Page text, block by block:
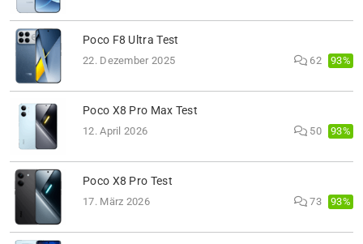
Poco F8 Ultra Test
22. Dezember 2025 62 93%
Poco X8 Pro Max Test
12. April 2026 50 93%
Poco X8 Pro Test
17. März 2026 73 93%